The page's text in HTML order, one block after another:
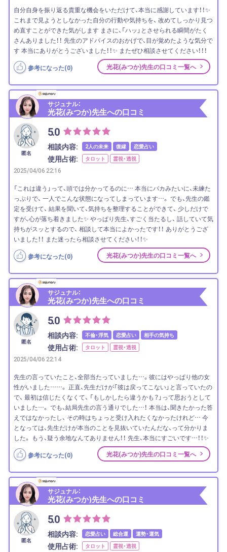
自分自身を振り返る貴重な機会をいただけて、本当に感謝しています！！✨
これまで見ようとしなかった自分の行動や気持ちを、 改めてしっかり見つ
め直すことができた気がします まさに、「ハッ」とさせられる瞬間がたく
さんありました！！ 先生のアドバイスのおかげで、目が覚めたような気分で
す 本当にありがとうございました！！✨ またぜひ相談させてください！！！
参考になった(0) 光花(みつか)先生の口コミ一覧へ
サジュナル：
光花(みつか)先生への口コミ
匿名
5.0
相談内容: 2人の未来 復縁 恋愛占い
使用占術: タロット 霊視・透視
2025/04/06 22:16
「これは違う」って、頭では分かってるのに… 本当にバカみたいに、未練た
っぷりで、 一人でこんな状態になってしまっています…。 でも、先生の鑑
定を受けて、 結果を聞いて、気持ちを整理することができて、 少しだけで
すが、心が落ち着きました✨ やっぱり先生、すごく当たるし、 話していて気
持ちがスッとするので、 相談して本当によかったです！！ ありがとうござ
いました！！ また迷ったら相談させてください！！✨
参考になった(0) 光花(みつか)先生の口コミ一覧へ
サジュナル：
光花(みつか)先生への口コミ
匿名
5.0
相談内容: 不倫・浮気 恋愛占い 相手の気持ち
使用占術: タロット 霊視・透視
2025/04/06 22:14
先生の言っていたこと、全部当たっていました…。彼にはやっぱり他の女
性がいました……。 正直、先生だけが「彼は戻ってこない」と言っていたの
で、 最初は信じたくなくて、 「もしかしたら違うかも？」って思おうとして
いました…。 でも、結局先生の言う通りでした…！ 本当は、聞きたかった答
えではなかったし、 その時はちょっと受け入れたくなかったけれど… 今
となっては、先生だけが本当のことを見抜いていたんだな、って分かりま
した。 もう、疑う余地なんてありません！！ 先生、本当にすごいです…！！✨
参考になった(0) 光花(みつか)先生の口コミ一覧へ
サジュナル：
光花(みつか)先生への口コミ
匿名
5.0
相談内容: 恋愛占い 総合運 運勢・運気
使用占術: タロット 霊視・透視